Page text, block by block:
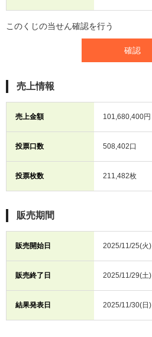
このくじの当せん確認を行う
確認
売上情報
売上金額 101,680,400円
投票口数 508,402口
投票枚数 211,482枚
販売期間
販売開始日 2025/11/25(火)
販売終了日 2025/11/29(土)
結果発表日 2025/11/30(日)